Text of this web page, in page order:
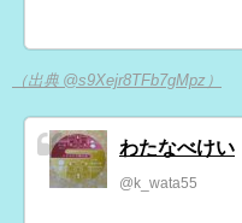
（出典 @s9Xejr8TFb7gMpz）
わたなべけい
@k_wata55